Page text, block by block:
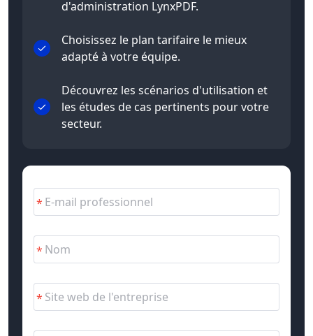
d'administration LynxPDF.
Choisissez le plan tarifaire le mieux
adapté à votre équipe.
Découvrez les scénarios d'utilisation et
les études de cas pertinents pour votre
secteur.